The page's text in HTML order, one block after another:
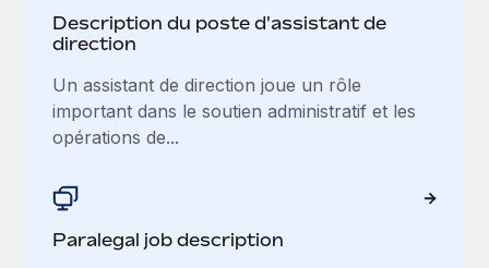
Description du poste d'assistant de
direction
Un assistant de direction joue un rôle
important dans le soutien administratif et les
opérations de...
Paralegal job description